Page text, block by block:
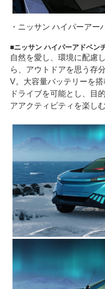
・ ニッサン ハイパーアー
ニッサン ハイパーアドベン
自然を愛し、環境に配慮
ら、アウトドアを思う存
V。大容量バッテリーを
ドライブを可能とし、目
アアクティビティを楽し